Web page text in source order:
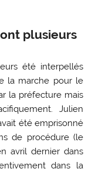
plusieurs
été interpellés
la marche pour le
la préfecture mais
Julien
été emprisonné
de procédure (le
avril dernier dans
dans la